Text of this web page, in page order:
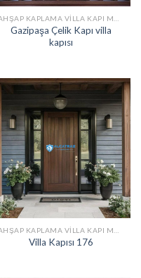
Gazipaşa Çelik Kapı villa
kapısı
Villa Kapısı 176